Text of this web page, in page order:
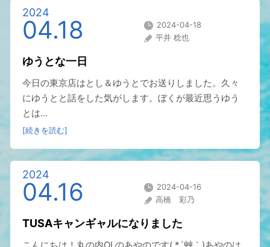
2024
04.18
2024-04-18
平井 稔也
ゆうとな一日
今日の東京店はとし＆ゆうとでお送りしました。久々
にゆうとと話をした気がします。ぼくが最近思うゆう
とは...
[続きを読む]
2024
04.16
2024-04-16
高橋 彩乃
TUSAキャンギャルになりました